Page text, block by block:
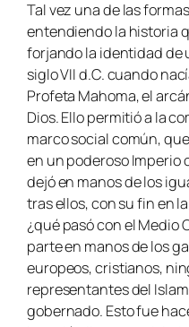
Tal vez una de las
entendiendo la historia
forjando la identidad de
siglo VII d.C. cuando
Profeta Mahoma, el
Dios. Ello permitió a la
marco social común,
en un poderoso Imperio
dejó en manos de los
tras ellos, con su fin en
¿qué pasó con el Medio
parte en manos de los
europeos, cristianos,
representantes del
gobernado. Esto fue